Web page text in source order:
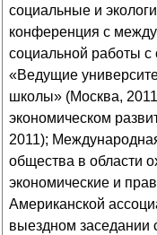
социальные и
конференция с
социальной работы
«Ведущие
школы» (Москва,
экономическом
2011);
общества в области
экономические и
Американской
выездном заседании